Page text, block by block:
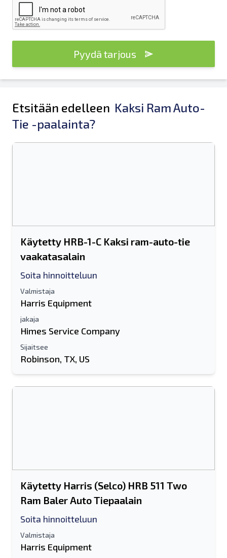
Pyydä tarjous
Etsitään edelleen Kaksi Ram Auto-
Tie -paalainta?
Käytetty HRB-1-C Kaksi ram-auto-tie
vaakatasalain
Soita hinnoitteluun
Valmistaja
Harris Equipment
jakaja
Himes Service Company
Sijaitsee
Robinson, TX, US
Käytetty Harris (Selco) HRB 511 Two
Ram Baler Auto Tiepaalain
Soita hinnoitteluun
Valmistaja
Harris Equipment